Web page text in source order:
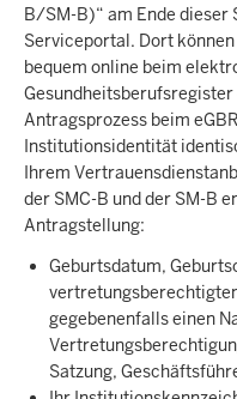
B/SM-B)“ am Ende dieser
Serviceportal. Dort
bequem online beim
Antragsprozess beim
Institutionsidentität
Ihrem
der SMC-B und der SM-B
Antragstellung:
Geburtsdatum,
gegebenenfalls einen
Satzung,